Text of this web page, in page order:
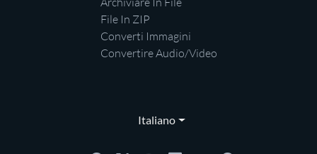
File In ZIP
Converti Immagini
Convertire Audio/Video
Italiano